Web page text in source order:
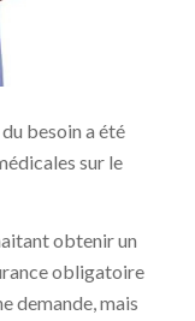
besoin a été
sur le
obtenir un
obligatoire
demande, mais